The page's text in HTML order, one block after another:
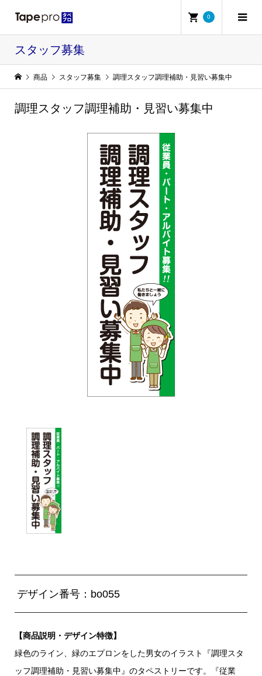
0
スタッフ募集
商品 スタッフ募集 調理スタッフ調理補助・見習い募集中
調理スタッフ調理補助・見習い募集中
デザイン番号：bo055
【商品説明・デザイン特徴】
緑色のライン、緑のエプロンをした男女のイラスト『調理スタ
ッフ調理補助・見習い募集中』のタペストリーです。『従業